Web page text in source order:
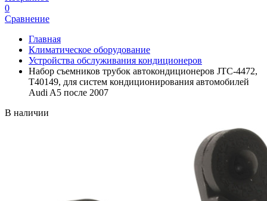
0
Сравнение
Главная
Климатическое оборудование
Устройства обслуживания кондиционеров
Набор съемников трубок автокондиционеров JTC-4472,
T40149, для систем кондиционирования автомобилей
Audi A5 после 2007
В наличии